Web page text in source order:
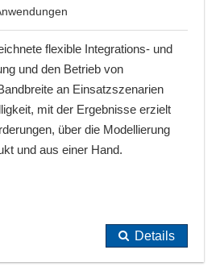
flexible Integrations- und
und den Betrieb von
an Einsatzszenarien
mit der Ergebnisse erzielt
über die Modellierung
und aus einer Hand.
Details